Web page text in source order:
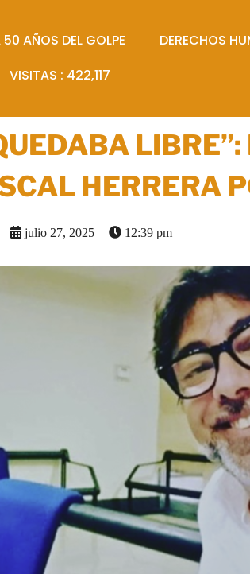
50 AÑOS DEL GOLPE DERECHOS
VISITAS : 422,117
HERRERA
julio 27, 2025 12:39 pm